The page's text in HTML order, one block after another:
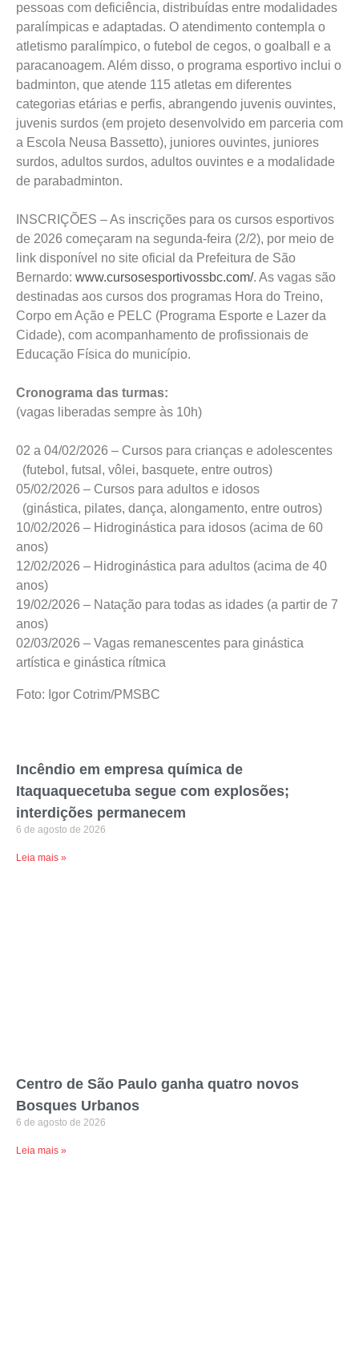
pessoas com deficiência, distribuídas entre modalidades
paralímpicas e adaptadas. O atendimento contempla o
atletismo paralímpico, o futebol de cegos, o goalball e a
paracanoagem. Além disso, o programa esportivo inclui o
badminton, que atende 115 atletas em diferentes
categorias etárias e perfis, abrangendo juvenis ouvintes,
juvenis surdos (em projeto desenvolvido em parceria com
a Escola Neusa Bassetto), juniores ouvintes, juniores
surdos, adultos surdos, adultos ouvintes e a modalidade
de parabadminton.
INSCRIÇÕES – As inscrições para os cursos esportivos
de 2026 começaram na segunda-feira (2/2), por meio de
link disponível no site oficial da Prefeitura de São
Bernardo: www.cursosesportivossbc.com/. As vagas são
destinadas aos cursos dos programas Hora do Treino,
Corpo em Ação e PELC (Programa Esporte e Lazer da
Cidade), com acompanhamento de profissionais de
Educação Física do município.
Cronograma das turmas:
(vagas liberadas sempre às 10h)
02 a 04/02/2026 – Cursos para crianças e adolescentes
(futebol, futsal, vôlei, basquete, entre outros)
05/02/2026 – Cursos para adultos e idosos
(ginástica, pilates, dança, alongamento, entre outros)
10/02/2026 – Hidroginástica para idosos (acima de 60
anos)
12/02/2026 – Hidroginástica para adultos (acima de 40
anos)
19/02/2026 – Natação para todas as idades (a partir de 7
anos)
02/03/2026 – Vagas remanescentes para ginástica
artística e ginástica rítmica
Foto: Igor Cotrim/PMSBC
Incêndio em empresa química de
Itaquaquecetuba segue com explosões;
interdições permanecem
6 de agosto de 2026
Leia mais »
Centro de São Paulo ganha quatro novos
Bosques Urbanos
6 de agosto de 2026
Leia mais »